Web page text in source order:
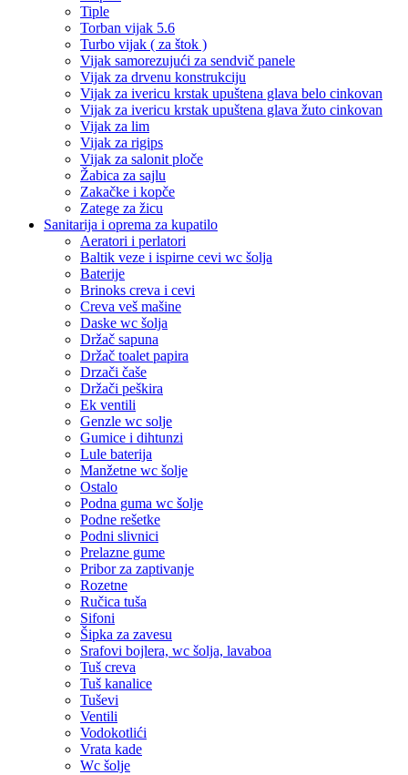
Tiple
Torban vijak 5.6
Turbo vijak ( za štok )
Vijak samorezujući za sendvič panele
Vijak za drvenu konstrukciju
Vijak za ivericu krstak upuštena glava belo cinkovan
Vijak za ivericu krstak upuštena glava žuto cinkovan
Vijak za lim
Vijak za rigips
Vijak za salonit ploče
Žabica za sajlu
Zakačke i kopče
Zatege za žicu
Sanitarija i oprema za kupatilo
Aeratori i perlatori
Baltik veze i ispirne cevi wc šolja
Baterije
Brinoks creva i cevi
Creva veš mašine
Daske wc šolja
Držač sapuna
Držač toalet papira
Drzači čaše
Držači peškira
Ek ventili
Genzle wc solje
Gumice i dihtunzi
Lule baterija
Manžetne wc šolje
Ostalo
Podna guma wc šolje
Podne rešetke
Podni slivnici
Prelazne gume
Pribor za zaptivanje
Rozetne
Ručica tuša
Sifoni
Šipka za zavesu
Srafovi bojlera, wc šolja, lavaboa
Tuš creva
Tuš kanalice
Tuševi
Ventili
Vodokotlići
Vrata kade
Wc šolje